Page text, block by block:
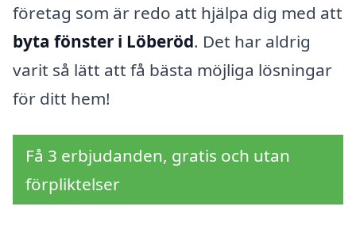
företag som är redo att hjälpa dig med att
byta fönster i Löberöd. Det har aldrig
varit så lätt att få bästa möjliga lösningar
för ditt hem!
Få 3 erbjudanden, gratis och utan
förpliktelser